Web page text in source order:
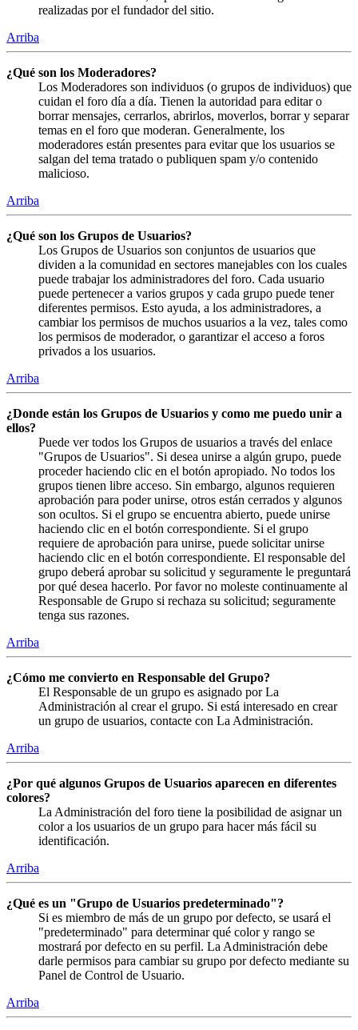
realizadas por el fundador del sitio.
Arriba
¿Qué son los Moderadores?
Los Moderadores son individuos (o grupos de individuos) que
cuidan el foro día a día. Tienen la autoridad para editar o
borrar mensajes, cerrarlos, abrirlos, moverlos, borrar y separar
temas en el foro que moderan. Generalmente, los
moderadores están presentes para evitar que los usuarios se
salgan del tema tratado o publiquen spam y/o contenido
malicioso.
Arriba
¿Qué son los Grupos de Usuarios?
Los Grupos de Usuarios son conjuntos de usuarios que
dividen a la comunidad en sectores manejables con los cuales
puede trabajar los administradores del foro. Cada usuario
puede pertenecer a varios grupos y cada grupo puede tener
diferentes permisos. Esto ayuda, a los administradores, a
cambiar los permisos de muchos usuarios a la vez, tales como
los permisos de moderador, o garantizar el acceso a foros
privados a los usuarios.
Arriba
¿Donde están los Grupos de Usuarios y como me puedo unir a
ellos?
Puede ver todos los Grupos de usuarios a través del enlace
"Grupos de Usuarios". Si desea unirse a algún grupo, puede
proceder haciendo clic en el botón apropiado. No todos los
grupos tienen libre acceso. Sin embargo, algunos requieren
aprobación para poder unirse, otros están cerrados y algunos
son ocultos. Si el grupo se encuentra abierto, puede unirse
haciendo clic en el botón correspondiente. Si el grupo
requiere de aprobación para unirse, puede solicitar unirse
haciendo clic en el botón correspondiente. El responsable del
grupo deberá aprobar su solicitud y seguramente le preguntará
por qué desea hacerlo. Por favor no moleste continuamente al
Responsable de Grupo si rechaza su solicitud; seguramente
tenga sus razones.
Arriba
¿Cómo me convierto en Responsable del Grupo?
El Responsable de un grupo es asignado por La
Administración al crear el grupo. Si está interesado en crear
un grupo de usuarios, contacte con La Administración.
Arriba
¿Por qué algunos Grupos de Usuarios aparecen en diferentes
colores?
La Administración del foro tiene la posibilidad de asignar un
color a los usuarios de un grupo para hacer más fácil su
identificación.
Arriba
¿Qué es un "Grupo de Usuarios predeterminado"?
Si es miembro de más de un grupo por defecto, se usará el
"predeterminado" para determinar qué color y rango se
mostrará por defecto en su perfil. La Administración debe
darle permisos para cambiar su grupo por defecto mediante su
Panel de Control de Usuario.
Arriba